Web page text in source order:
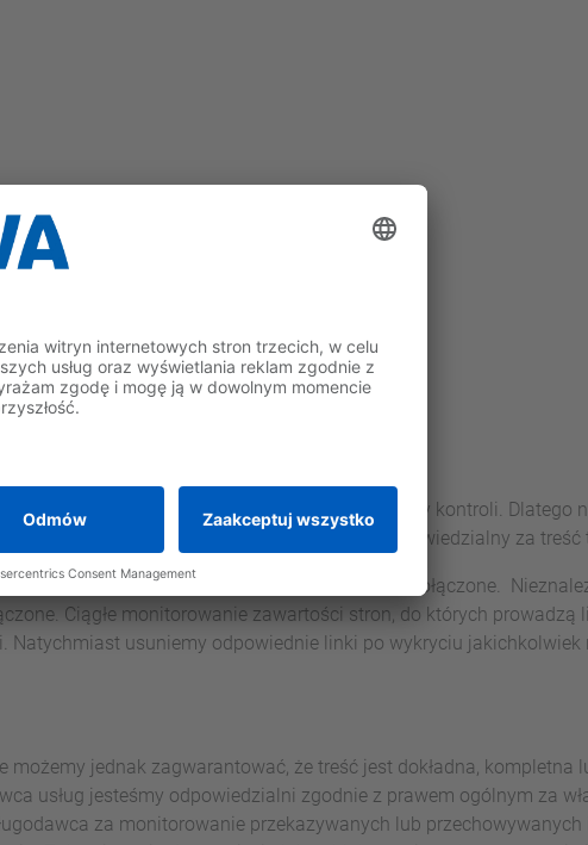
osób trzecich, nad których treściami nie mamy kontroli. Dlatego
operator połączonych stron jest zawsze odpowiedzialny za treść
prawa w momencie, w którym zostały połączone.
Ciągłe monitorowanie zawartości stron, do których prowadzą
usuniemy odpowiednie linki po wykryciu jakichkolwiek
jednak zagwarantować, że treść jest dokładna, kompletna
usług jesteśmy odpowiedzialni zgodnie z prawem ogólnym za
za monitorowanie przekazywanych lub